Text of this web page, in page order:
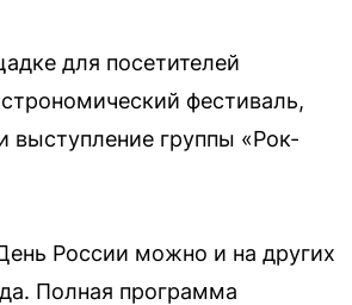
для посетителей
фестиваль,
выступление группы «Рок-
России можно и на других
Полная программа